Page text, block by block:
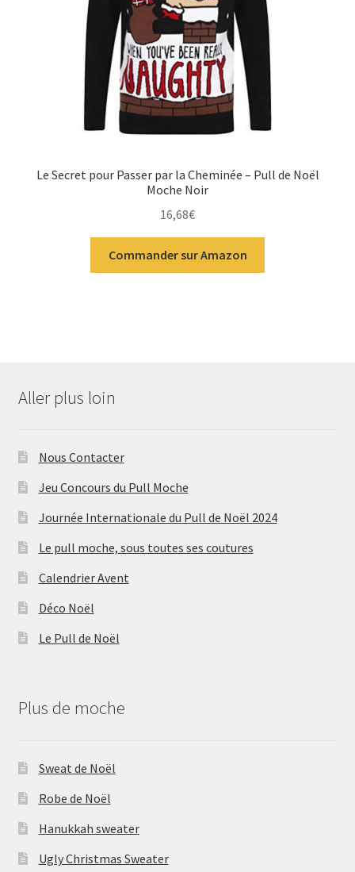
Le Secret pour Passer par la Cheminée – Pull de Noël
Moche Noir
16,68€
Commander sur Amazon
Aller plus loin
Nous Contacter
Jeu Concours du Pull Moche
Journée Internationale du Pull de Noël 2024
Le pull moche, sous toutes ses coutures
Calendrier Avent
Déco Noël
Le Pull de Noël
Plus de moche
Sweat de Noël
Robe de Noël
Hanukkah sweater
Ugly Christmas Sweater